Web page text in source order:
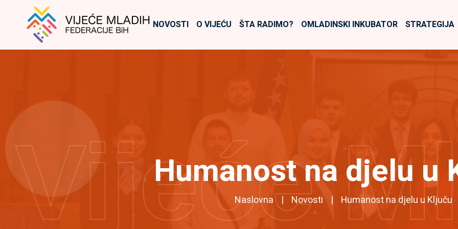
NOVOSTI O VIJEĆU ŠTA RADIMO? OMLADINSKI INKUBATOR STRATEGIJA
Humanost na djelu u
Naslovna Novosti Humanost na djelu u Ključu
Vijeće